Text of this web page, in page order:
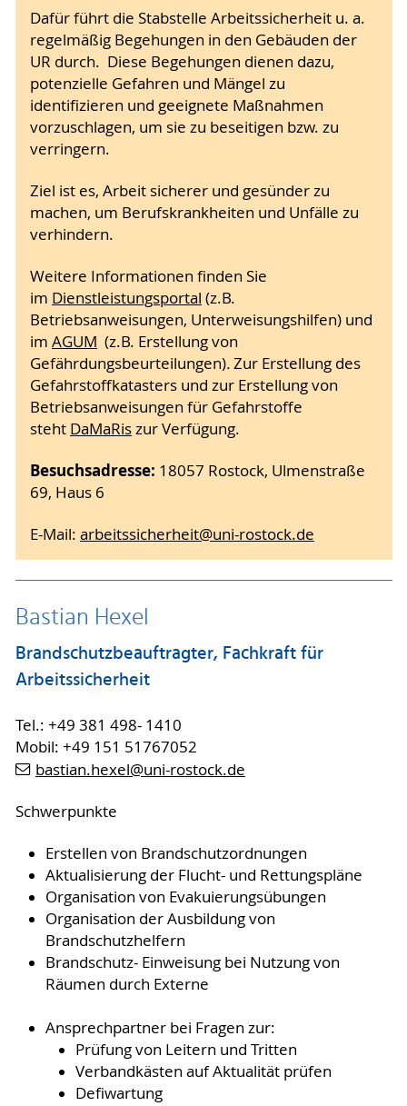
Dafür führt die Stabstelle Arbeitssicherheit u. a.
regelmäßig Begehungen in den Gebäuden der
UR durch. Diese Begehungen dienen dazu,
potenzielle Gefahren und Mängel zu
identifizieren und geeignete Maßnahmen
vorzuschlagen, um sie zu beseitigen bzw. zu
verringern.
Ziel ist es, Arbeit sicherer und gesünder zu
machen, um Berufskrankheiten und Unfälle zu
verhindern.
Weitere Informationen finden Sie
im Dienstleistungsportal (z.B.
Betriebsanweisungen, Unterweisungshilfen) und
im AGUM (z.B. Erstellung von
Gefährdungsbeurteilungen).Zur Erstellung des
Gefahrstoffkatasters und zur Erstellung von
Betriebsanweisungen für Gefahrstoffe
steht DaMaRiszur Verfügung.
Besuchsadresse: 18057 Rostock, Ulmenstraße
69, Haus 6
E-Mail: arbeitssicherheit@uni-rostock.de
Bastian Hexel
Brandschutzbeauftragter, Fachkraft für
Arbeitssicherheit
Tel.: +49 381 498- 1410
Mobil: +49 151 51767052
bastian.hexel@uni-rostock.de
Schwerpunkte
Erstellen von Brandschutzordnungen
Aktualisierung der Flucht- und Rettungspläne
Organisation von Evakuierungsübungen
Organisation der Ausbildung von
Brandschutzhelfern
Brandschutz- Einweisung bei Nutzung von
Räumen durch Externe
Ansprechpartner bei Fragen zur:
Prüfung von Leitern und Tritten
Verbandkästen auf Aktualität prüfen
Defiwartung